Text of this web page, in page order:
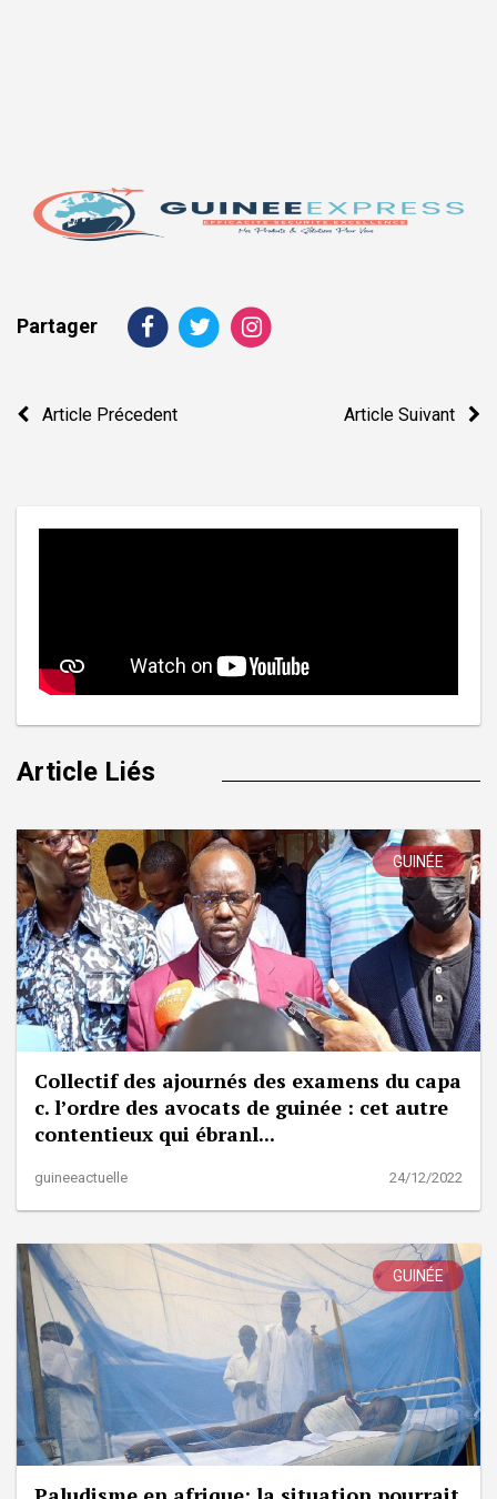
Partager
Navigation
Article Précedent Article Suivant
Article Liés
GUINÉE
Collectif des ajournés des examens du capa
c. l’ordre des avocats de guinée : cet autre
contentieux qui ébranl...
guineeactuelle 24/12/2022
GUINÉE